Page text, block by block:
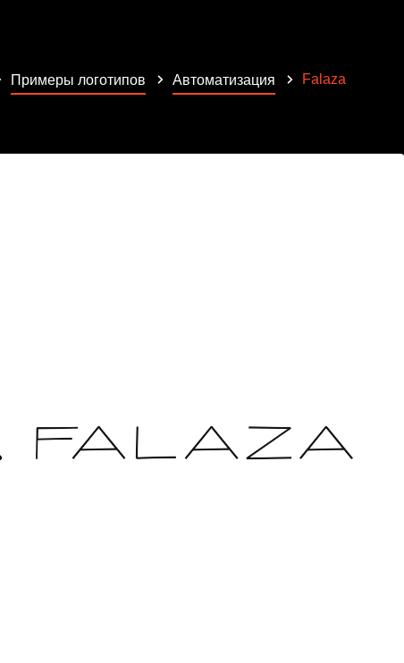
Примеры логотипов Автоматизация Falaza